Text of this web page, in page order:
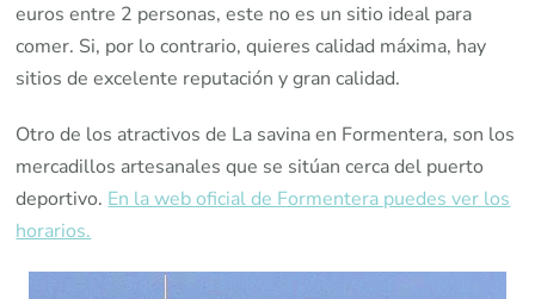
euros entre 2 personas, este no es un sitio ideal para
comer. Si, por lo contrario, quieres calidad máxima, hay
sitios de excelente reputación y gran calidad.
Otro de los atractivos de La savina en Formentera, son los
mercadillos artesanales que se sitúan cerca del puerto
deportivo. En la web oficial de Formentera puedes ver los
horarios.